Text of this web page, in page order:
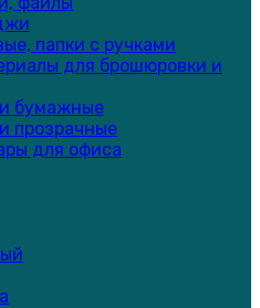
папки с ручками
для брошюровки и
бумажные
прозрачные
для офиса